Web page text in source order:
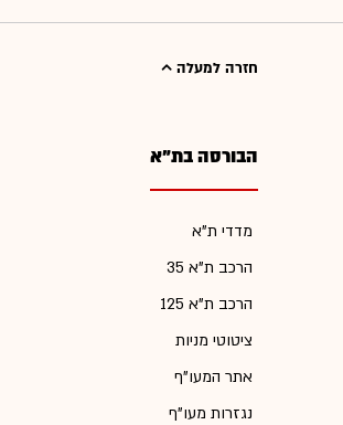
חזרה למעלה
הבורסה בת"א
מדדי ת"א
הרכב ת"א 35
הרכב ת"א 125
ציטוטי מניות
אתר המעו"ף
נגזרות מעו"ף